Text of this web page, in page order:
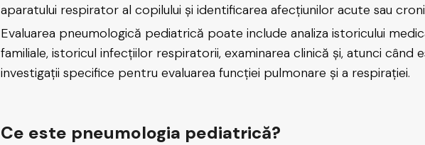
aparatului respirator al copilului și identificarea afecțiunilor acute sau
Evaluarea pneumologică pediatrică poate include analiza istoricului
familiale, istoricul infecțiilor respiratorii, examinarea clinică și, atunci când
investigații specifice pentru evaluarea funcției pulmonare și a respirației.
Ce este pneumologia pediatrică?